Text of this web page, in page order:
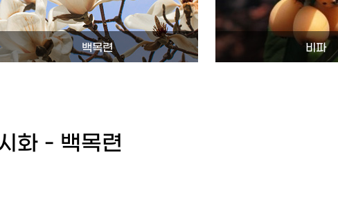
백목련 비파
시화 - 백목련